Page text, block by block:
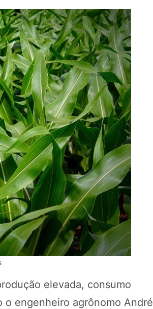
elevada, consumo
engenheiro agrônomo André